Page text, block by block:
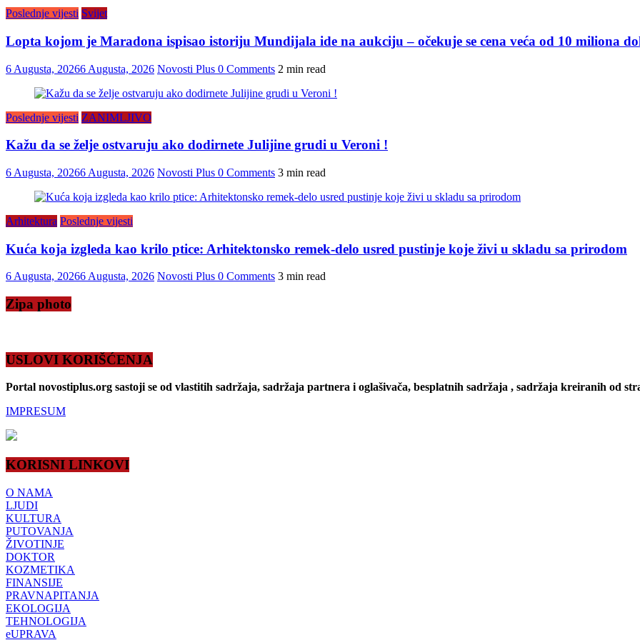
Poslednje vijesti Svijet
Lopta kojom je Maradona ispisao istoriju Mundijala ide na aukciju – očekuje se cena veća od 10 miliona
6 Augusta, 20266 Augusta, 2026 Novosti Plus 0 Comments 2 min read
Poslednje vijesti ZANIMLJIVO
Kažu da se želje ostvaruju ako dodirnete Julijine grudi u Veroni !
6 Augusta, 20266 Augusta, 2026 Novosti Plus 0 Comments 3 min read
Arhitektura Poslednje vijesti
Kuća koja izgleda kao krilo ptice: Arhitektonsko remek-delo usred pustinje koje živi u skladu sa prirodom
6 Augusta, 20266 Augusta, 2026 Novosti Plus 0 Comments 3 min read
Zipa photo
USLOVI KORIŠĆENJA
Portal novostiplus.org sastoji se od vlastitih sadržaja, sadržaja partnera i oglašivača, besplatnih sadržaja , sadržaja kreiranih od
IMPRESUM
KORISNI LINKOVI
O NAMA
LJUDI
KULTURA
PUTOVANJA
ŽIVOTINJE
DOKTOR
KOZMETIKA
FINANSIJE
PRAVNAPITANJA
EKOLOGIJA
TEHNOLOGIJA
eUPRAVA